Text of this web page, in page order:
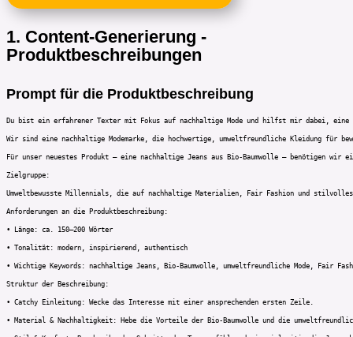
1. Content-Generierung -
Produktbeschreibungen
Prompt für die Produktbeschreibung
Du bist ein erfahrener Texter mit Fokus auf nachhaltige Mode und hilfst mir dabei, eine
Wir sind eine nachhaltige Modemarke, die hochwertige, umweltfreundliche Kleidung für
Für unser neuestes Produkt – eine nachhaltige Jeans aus Bio-Baumwolle – benötigen
Zielgruppe:
Umweltbewusste Millennials, die auf nachhaltige Materialien, Fair Fashion und stilvolles
Anforderungen an die Produktbeschreibung:
• Länge: ca. 150–200 Wörter
• Tonalität: modern, inspirierend, authentisch
• Wichtige Keywords: nachhaltige Jeans, Bio-Baumwolle, umweltfreundliche Mode, Fair
Struktur der Beschreibung:
• Catchy Einleitung: Wecke das Interesse mit einer ansprechenden ersten Zeile.
• Material & Nachhaltigkeit: Hebe die Vorteile der Bio-Baumwolle und die